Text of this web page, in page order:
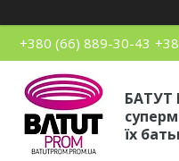
+380 (66) 889-30-43
БАТУТ
їх